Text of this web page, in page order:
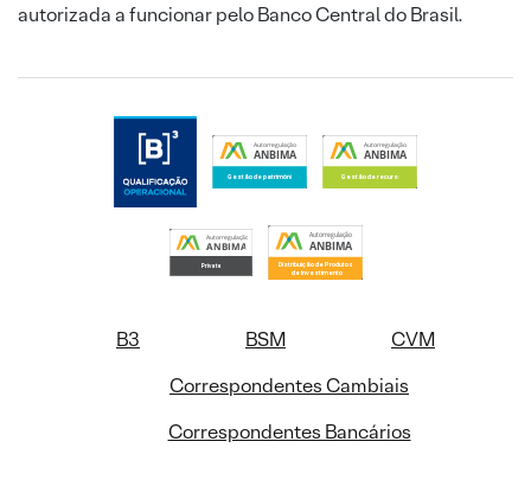
autorizada a funcionar pelo Banco Central do Brasil.
B3 BSM
CVM
Correspondentes Cambiais
Correspondentes Bancários